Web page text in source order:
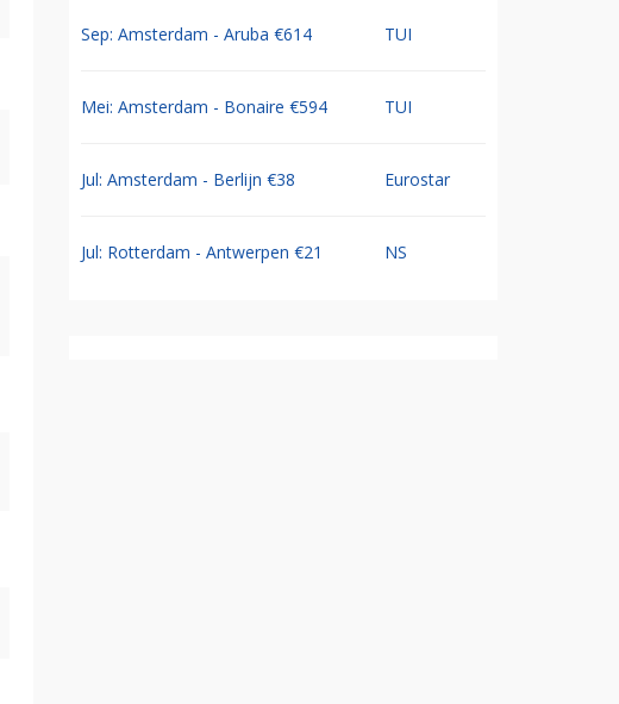
Sep: Amsterdam - Aruba €614 TUI
Mei: Amsterdam - Bonaire €594 TUI
Jul: Amsterdam - Berlijn €38 Eurostar
Jul: Rotterdam - Antwerpen €21 NS